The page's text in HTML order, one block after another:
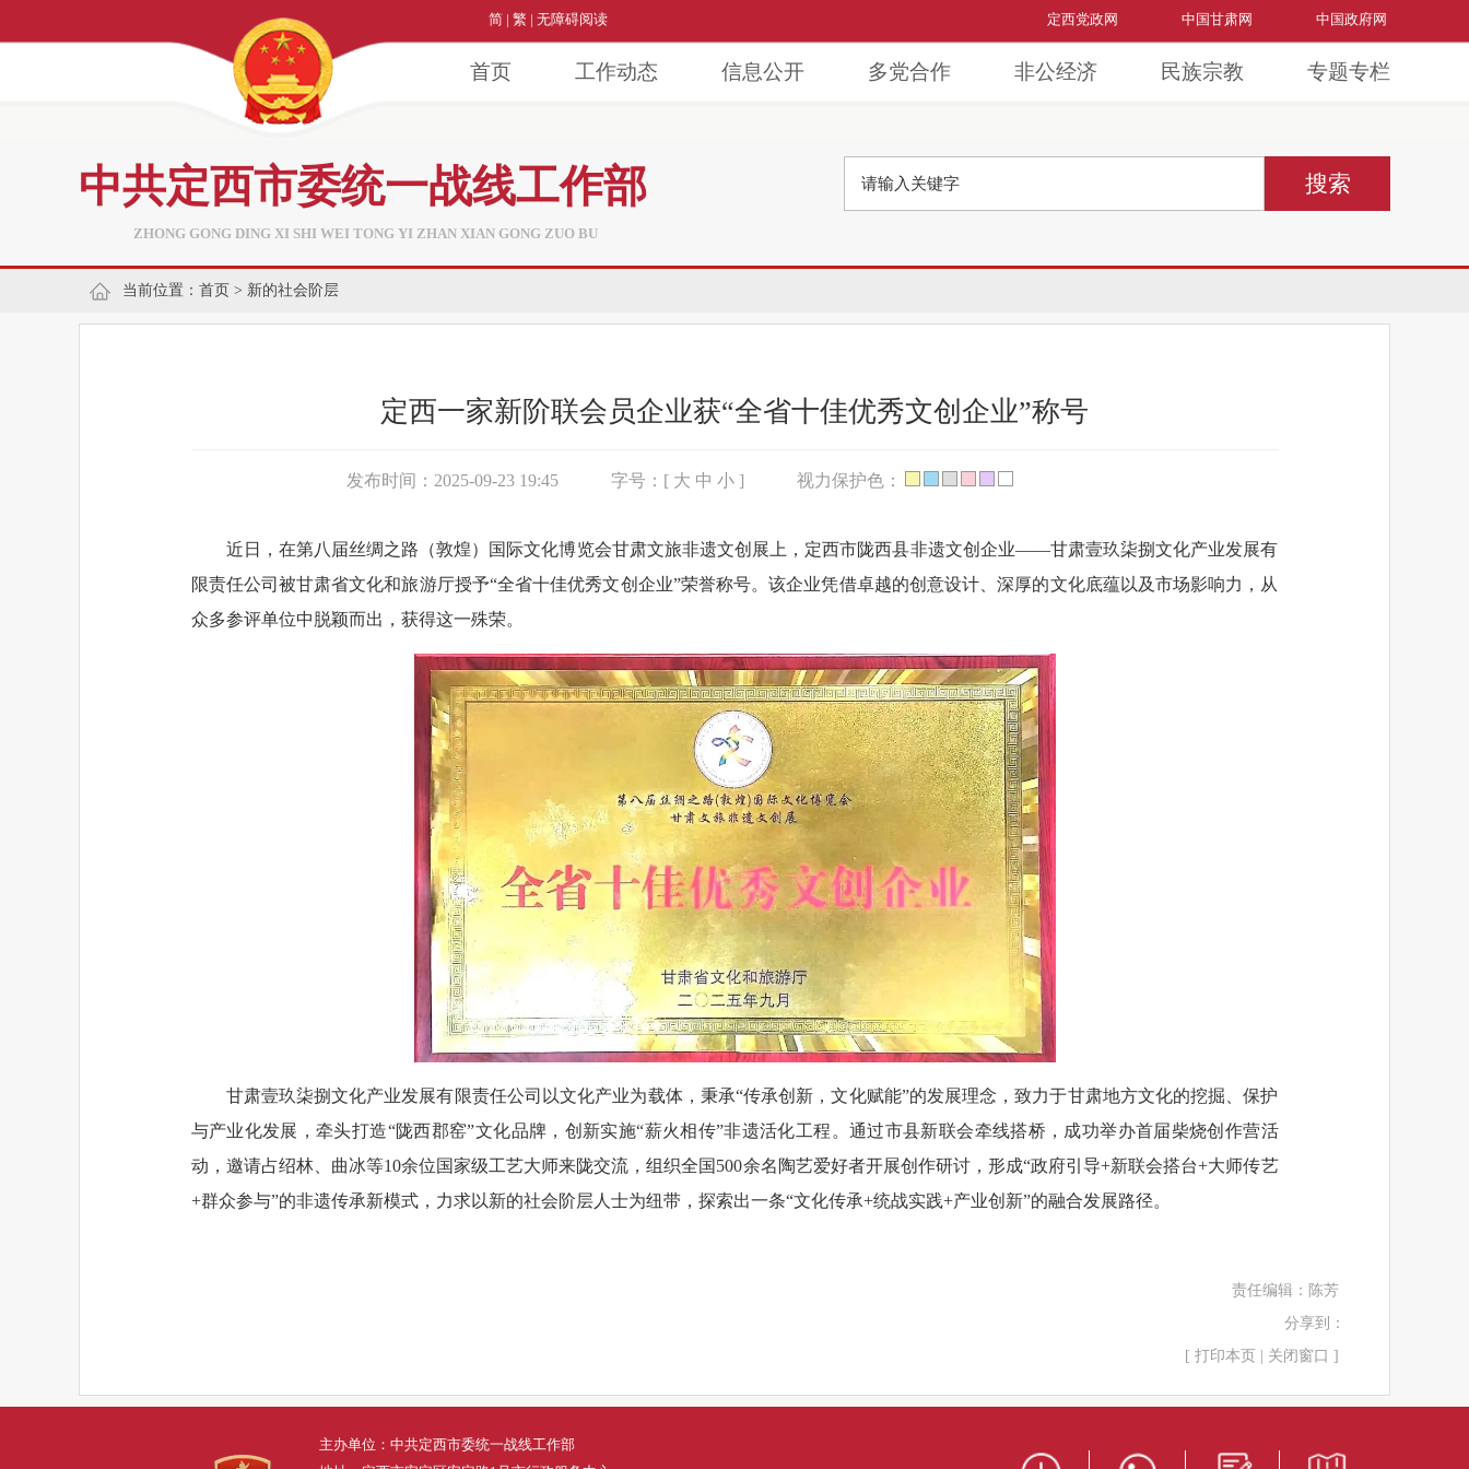
简 | 繁 | 无障碍阅读 中国政府网
中国甘肃网
定西党政网
首页 工作动态 信息公开 多党合作 非公经济 民族宗教 专题专栏
中共定西市委统一战线工作部
ZHONG GONG DING XI SHI WEI TONG YI ZHAN XIAN GONG ZUO BU
当前位置： 首页 > 新的社会阶层
定西一家新阶联会员企业获“全省十佳优秀文创企业”称号
发布时间：2025-09-23 19:45 字号：[ 大 中 小 ] 视力保护色：
近日，在第八届丝绸之路（敦煌）国际文化博览会甘肃文旅非遗文创展上，定西市陇西县非遗文创企业——甘肃壹玖柒捌文化产业发展有
限责任公司被甘肃省文化和旅游厅授予“全省十佳优秀文创企业”荣誉称号。该企业凭借卓越的创意设计、深厚的文化底蕴以及市场影响力，从
众多参评单位中脱颖而出，获得这一殊荣。
甘肃壹玖柒捌文化产业发展有限责任公司以文化产业为载体，秉承“传承创新，文化赋能”的发展理念，致力于甘肃地方文化的挖掘、保护
与产业化发展，牵头打造“陇西郡窑”文化品牌，创新实施“薪火相传”非遗活化工程。通过市县新联会牵线搭桥，成功举办首届柴烧创作营活
动，邀请占绍林、曲冰等10余位国家级工艺大师来陇交流，组织全国500余名陶艺爱好者开展创作研讨，形成“政府引导+新联会搭台+大师传艺
+群众参与”的非遗传承新模式，力求以新的社会阶层人士为纽带，探索出一条“文化传承+统战实践+产业创新”的融合发展路径。
责任编辑： 陈芳
分享到：
[ 打印本页 关闭窗口 ]
主办单位：中共定西市委统一战线工作部